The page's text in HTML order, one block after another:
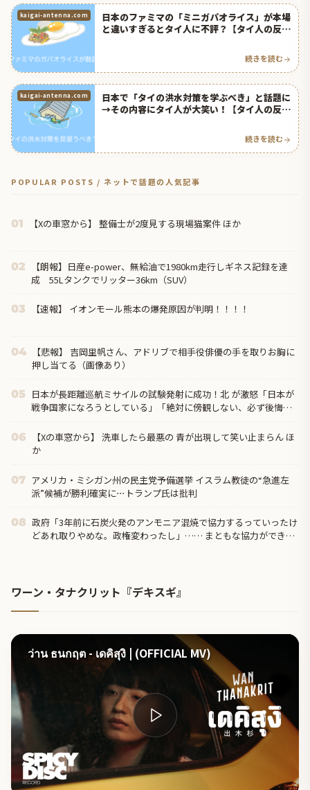
kaigai-antenna.com
日本のファミマの「ミニガパオライス」が本場
と違いすぎるとタイ人に不評？【タイ人の反
続きを読む
kaigai-antenna.com
日本で「タイの洪水対策を学ぶべき」と話題に
→その内容にタイ人が大笑い！【タイ人の反
続きを読む
POPULAR POSTS / ネットで話題の人気記事
01 【Xの車窓から】 整備士が2度見する現場猫案件 ほか
02
【朗報】日産e-power、無給油で1980km走行しギネス記録を達
成 55Lタンクでリッター36km（SUV）
03 【速報】 イオンモール熊本の爆発原因が判明！！！！
04
【悲報】 吉岡里帆さん、アドリブで相手役俳優の手を取りお胸に
押し当てる（画像あり）
05 日本が長距離巡航ミサイルの試験発射に成功！北 が激怒「日本が
戦争国家になろうとしている」「絶対に傍観しない、必ず後悔さ
06
【Xの車窓から】 洗車したら最悪の 青が出現して笑い止まらん ほ
か
07 アメリカ・ミシガン州の民主党予備選挙 イスラム教徒の“急進左
派”候補が勝利確実に⋯トランプ氏は批判
08 政府「3年前に石炭火発のアンモニア混焼で協力するっていったけ
どあれ取りやめな。政権変わったし」…… まともな協力ができな
ワーン・タナクリット『デキスギ』
ว่าน ธนกฤต - เดคิสุงิ | (OFFICIAL MV)